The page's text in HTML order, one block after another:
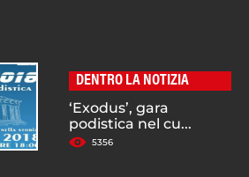
DENTRO LA NOTIZIA
‘Exodus’, gara
podistica nel cu...
5356